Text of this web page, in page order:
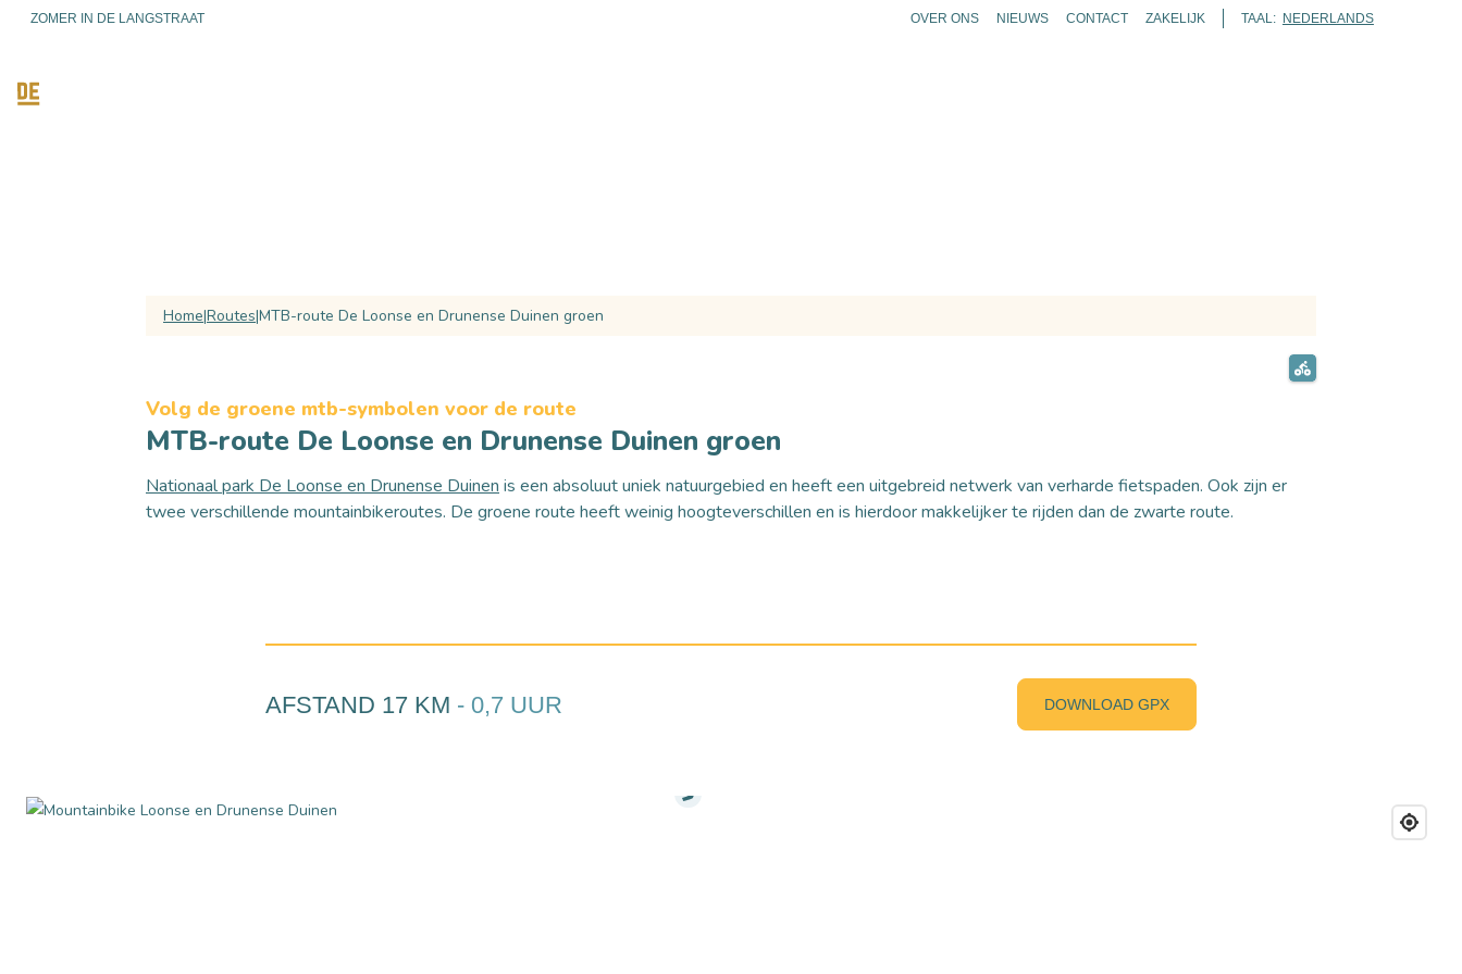
ZOMER IN DE LANGSTRAAT OVER ONS NIEUWS CONTACT ZAKELIJK TAAL: NEDERLANDS
Home Routes MTB-route De Loonse en Drunense Duinen groen
Volg de groene mtb-symbolen voor de route
MTB-route De Loonse en Drunense Duinen groen
Nationaal park De Loonse en Drunense Duinen is een absoluut uniek natuurgebied en heeft een uitgebreid netwerk van verharde fietspaden. Ook zijn er
twee verschillende mountainbikeroutes. De groene route heeft weinig hoogteverschillen en is hierdoor makkelijker te rijden dan de zwarte route.
AFSTAND 17 KM - 0,7 UUR DOWNLOAD GPX